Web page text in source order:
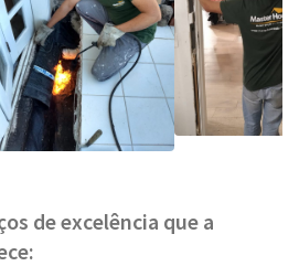
de excelência que a